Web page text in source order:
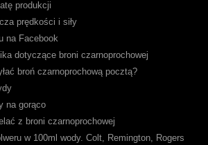
produkcji
prędkości i siły
na Facebook
dotyczące broni czarnoprochowej
broń czarnoprochową pocztą?
na gorąco
z broni czarnoprochowej
w 100ml wody. Colt, Remington, Rogers